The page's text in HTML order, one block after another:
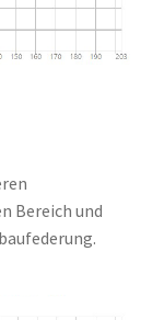
Bereich und